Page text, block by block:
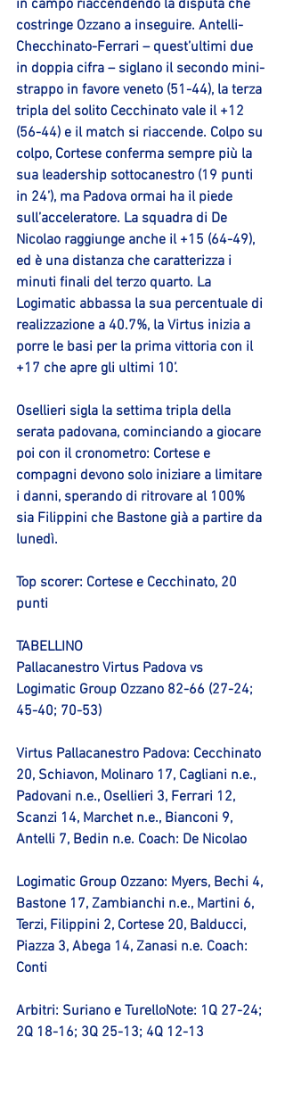
in campo riaccendendo la disputa che
costringe Ozzano a inseguire. Antelli-
Checchinato-Ferrari – quest’ultimi due
in doppia cifra – siglano il secondo mini-
strappo in favore veneto (51-44), la terza
tripla del solito Cecchinato vale il +12
(56-44) e il match si riaccende. Colpo su
colpo, Cortese conferma sempre più la
sua leadership sottocanestro (19 punti
in 24’), ma Padova ormai ha il piede
sull’acceleratore. La squadra di De
Nicolao raggiunge anche il +15 (64-49),
ed è una distanza che caratterizza i
minuti finali del terzo quarto. La
Logimatic abbassa la sua percentuale di
realizzazione a 40.7%, la Virtus inizia a
porre le basi per la prima vittoria con il
+17 che apre gli ultimi 10’.
Osellieri sigla la settima tripla della
serata padovana, cominciando a giocare
poi con il cronometro: Cortese e
compagni devono solo iniziare a limitare
i danni, sperando di ritrovare al 100%
sia Filippini che Bastone già a partire da
lunedì.
Top scorer: Cortese e Cecchinato, 20
punti
TABELLINO
Pallacanestro Virtus Padova vs
Logimatic Group Ozzano 82-66 (27-24;
45-40; 70-53)
Virtus Pallacanestro Padova: Cecchinato
20, Schiavon, Molinaro 17, Cagliani n.e.,
Padovani n.e., Osellieri 3, Ferrari 12,
Scanzi 14, Marchet n.e., Bianconi 9,
Antelli 7, Bedin n.e. Coach: De Nicolao
Logimatic Group Ozzano: Myers, Bechi 4,
Bastone 17, Zambianchi n.e., Martini 6,
Terzi, Filippini 2, Cortese 20, Balducci,
Piazza 3, Abega 14, Zanasi n.e. Coach:
Conti
Arbitri: Suriano e TurelloNote: 1Q 27-24;
2Q 18-16; 3Q 25-13; 4Q 12-13